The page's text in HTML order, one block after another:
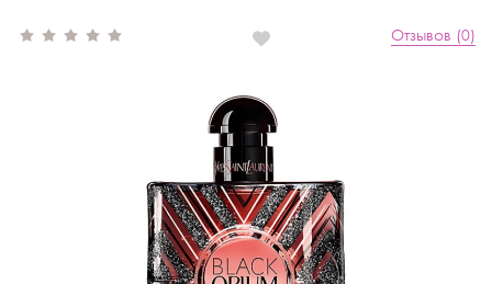
Отзывов (0)